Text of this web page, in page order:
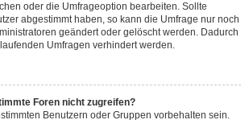
oder die Umfrageoption bearbeiten. Sollte
abgestimmt haben, so kann die Umfrage nur noch
geändert oder gelöscht werden. Dadurch
Umfragen verhindert werden.
Foren nicht zugreifen?
Benutzern oder Gruppen vorbehalten sein.